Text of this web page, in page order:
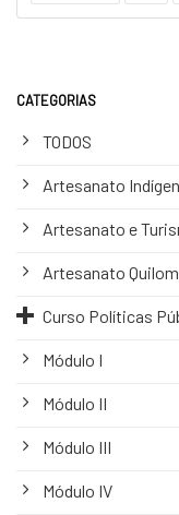
CATEGORIAS
TODOS
Artesanato
Artesanato e
Artesanato
Curso Políticas
Módulo I
Módulo II
Módulo III
Módulo IV